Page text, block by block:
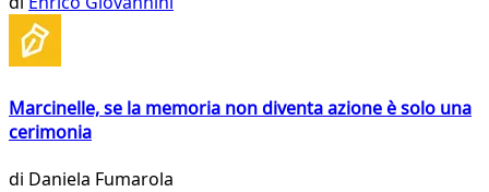
Marcinelle, se la memoria non diventa azione è solo una
cerimonia
di Daniela Fumarola